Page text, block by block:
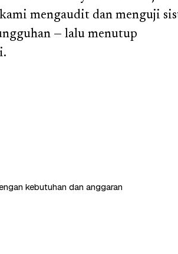
mengaudit dan menguji
— lalu menutup
kebutuhan dan anggaran